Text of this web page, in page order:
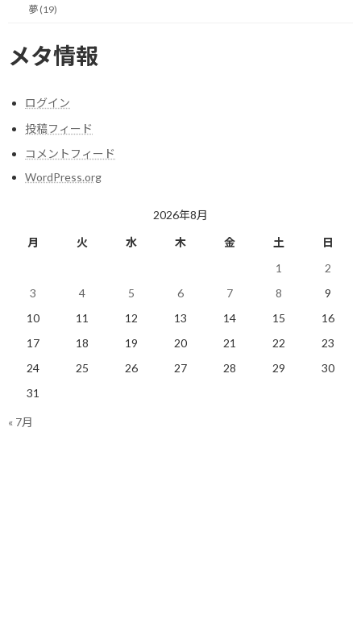
これが大いに役立つ日も残念ながら来ないと思います。
それでも興味を持って楽しめたので、しばらくは続けてみようと思
います。
物事には狙いを定めて、その効果を発揮させるために取る行動と、
それとは別に興味の赴くまま何に役立つか分からず取る行動があ
後者はスタンフォード大学でのスティーブ・ジョブズのスピーチの
いたりするのでバカにできないとも考えています。
まぁ、でもそう色気を出さずに、後で活かされるにしても、そう
でないにしても、実践することが後の人生を豊かにすると信じて、
自分はやりたい事をやって行こうと思います。
今日のポイント！
人生愉しんだもん勝ち！
夢 (19)
メタ情報
ログイン
投稿フィード
コメントフィード
WordPress.org
2026年8月
月
火 水 木 金 土
日
1
2
3
4 5 6 7 8
9
10
11 12 13 14 15
16
17
18 19 20 21 22
23
24
25 26 27 28 29
30
31
« 7月